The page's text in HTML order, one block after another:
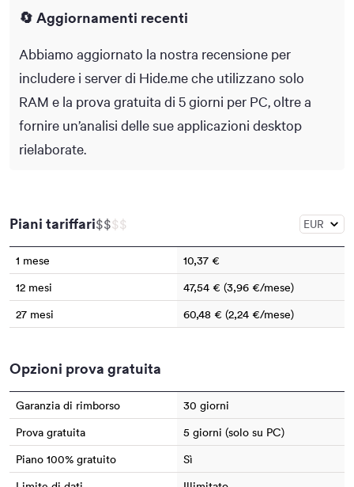
🔄 Aggiornamenti recenti
Abbiamo aggiornato la nostra recensione per
includere i server di Hide.me che utilizzano solo
RAM e la prova gratuita di 5 giorni per PC, oltre a
fornire un’analisi delle sue applicazioni desktop
rielaborate.
Piani tariffari$$$$
1 mese
10,37 €
12 mesi
47,54 € (3,96 €/mese)
27 mesi
60,48 € (2,24 €/mese)
Opzioni prova gratuita
Garanzia di rimborso
30 giorni
Prova gratuita
5 giorni (solo su PC)
Piano 100% gratuito
Sì